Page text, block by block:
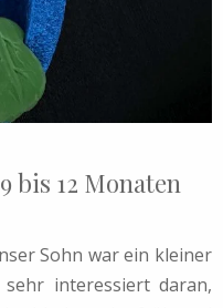
bis 12 Monaten
Sohn war ein kleiner
interessiert daran,